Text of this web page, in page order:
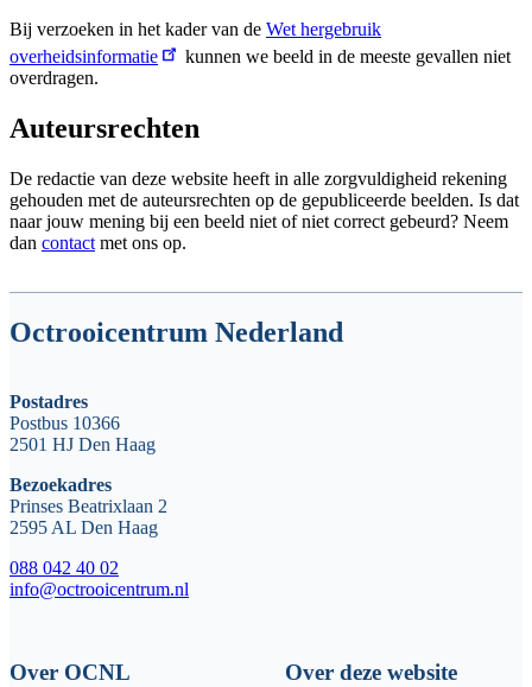
Bij verzoeken in het kader van de Wet hergebruik
overheidsinformatie
kunnen we beeld in de meeste gevallen niet
overdragen.
Auteursrechten
De redactie van deze website heeft in alle zorgvuldigheid rekening
gehouden met de auteursrechten op de gepubliceerde beelden. Is dat
naar jouw mening bij een beeld niet of niet correct gebeurd? Neem
dan contact met ons op.
Octrooicentrum Nederland
Postadres
Postbus 10366
2501 HJ Den Haag
Bezoekadres
Prinses Beatrixlaan 2
2595 AL Den Haag
088 042 40 02
info@octrooicentrum.nl
Over OCNL Over deze website